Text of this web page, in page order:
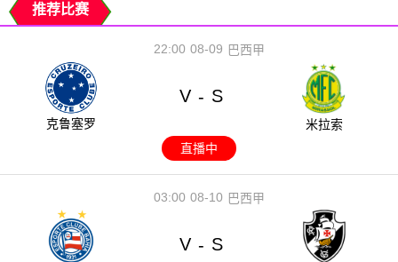
推荐比赛
08-09
22:00 巴西甲
克鲁塞罗
V - S
米拉索
直播中
08-10
03:00 巴西甲
V - S